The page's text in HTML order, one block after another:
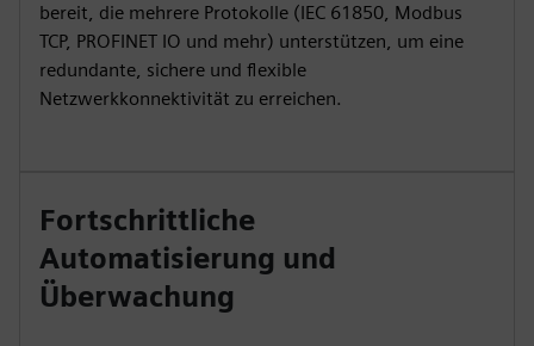
bereit, die mehrere Protokolle (IEC 61850, Modbus
TCP, PROFINET IO und mehr) unterstützen, um eine
redundante, sichere und flexible
Netzwerkkonnektivität zu erreichen.
Fortschrittliche
Automatisierung und
Überwachung